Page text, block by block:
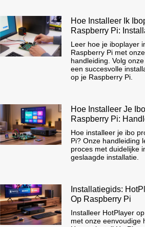
Hoe Installeer Ik
Raspberry Pi:
Leer hoe je iboplayer
Raspberry Pi met
handleiding. Volg
een succesvolle
op je Raspberry Pi.
Hoe Installeer Je
Raspberry Pi:
Hoe installeer je ibo
Pi? Onze handleiding
proces met duidelijke
geslaagde installatie.
Installatiegids:
Op Raspberry Pi
Installeer HotPlayer
met onze eenvoudige